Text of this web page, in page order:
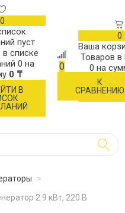
0
пуст
списке
0 на
0 ₸
В
0
К
СРАВНЕНИЮ
0
Ваша
Товаров в
0 на
>
2.9 кВт, 220 В